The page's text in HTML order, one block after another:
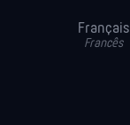
Français
Francês